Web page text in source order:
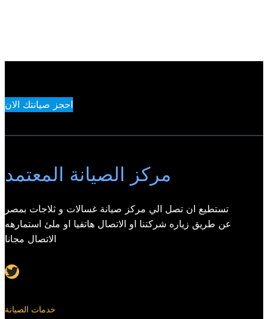
احجز صيانتك الان
مركز الصيانة المعتمد
تستطيع ان تصل الي مركز صيانة غسالات و ثلاجات بمصر
عن طريق زياره شركتنا او الاتصال هاتفيا او ملئ استمارهه
الاتصال مجانا
Twitter
خدمات الصيانة